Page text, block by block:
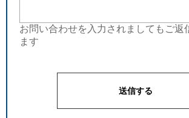
お問い合わせを入力されましてもご返
ます